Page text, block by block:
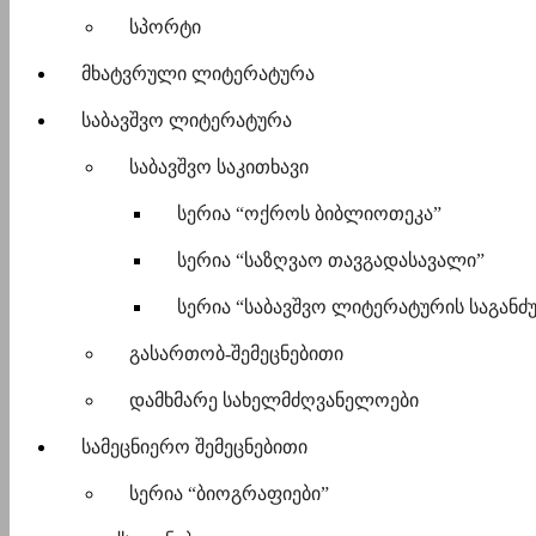
სპორტი
მხატვრული ლიტერატურა
საბავშვო ლიტერატურა
საბავშვო საკითხავი
სერია “ოქროს ბიბლიოთეკა”
სერია “საზღვაო თავგადასავალი”
სერია “საბავშვო ლიტერატურის
გასართობ-შემეცნებითი
დამხმარე სახელმძღვანელოები
სამეცნიერო შემეცნებითი
სერია “ბიოგრაფიები”